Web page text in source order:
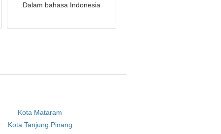
Dalam bahasa Indonesia
Kota Mataram
Kota Tanjung Pinang